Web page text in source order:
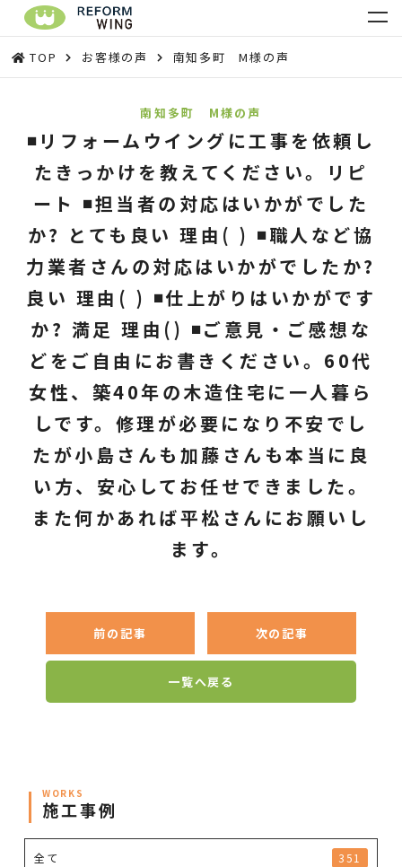
TOP お客様の声 南知多町 M様の声
南知多町 M様の声
◾️リフォームウイングに工事を依頼し
たきっかけを教えてください。リピ
ート ◾️担当者の対応はいかがでした
か? とても良い 理由( ) ◾️職人など協
力業者さんの対応はいかがでしたか?
良い 理由( ) ◾️仕上がりはいかがです
か? 満足 理由() ◾️ご意見・ご感想な
どをご自由にお書きください。60代
女性、築40年の木造住宅に一人暮ら
しです。修理が必要になり不安でし
たが小島さんも加藤さんも本当に良
い方、安心してお任せできました。
また何かあれば平松さんにお願いし
ます。
前の記事 次の記事
一覧へ戻る
WORKS
施工事例
全て 351